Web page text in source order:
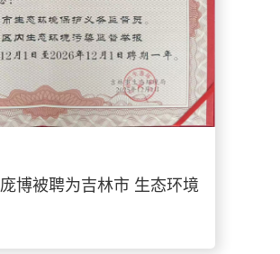
博被聘为吉林市 生态环境